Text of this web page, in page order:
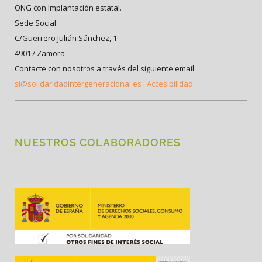
ONG con Implantación estatal.
Sede Social
C/Guerrero Julián Sánchez, 1
49017 Zamora
Contacte con nosotros a través del siguiente email:
si@solidaridadintergeneracional.es Accesibilidad
NUESTROS COLABORADORES